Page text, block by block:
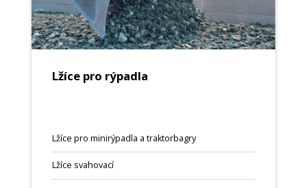
Lžíce pro rýpadla
Lžíce pro minirýpadla a traktorbagry
Lžíce svahovací